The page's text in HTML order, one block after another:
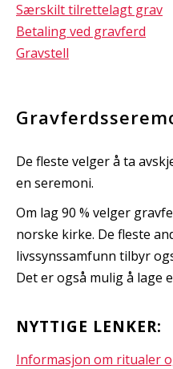
Særskilt tilrettelagt grav
Betaling ved gravferd
Gravstell
De fleste velger å ta
en seremoni.
Om lag 90 % velger
norske kirke. De fleste
livssynssamfunn tilbyr
Det er også mulig å lage
NYTTIGE LENKER:
Informasjon om ritualer